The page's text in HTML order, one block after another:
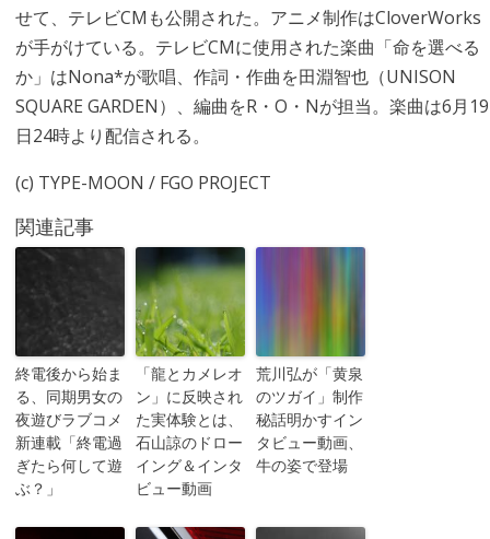
せて、テレビCMも公開された。アニメ制作はCloverWorks
が手がけている。テレビCMに使用された楽曲「命を選べる
か」はNona*が歌唱、作詞・作曲を田淵智也（UNISON
SQUARE GARDEN）、編曲をR・O・Nが担当。楽曲は6月19
日24時より配信される。
(c) TYPE-MOON / FGO PROJECT
関連記事
終電後から始ま
る、同期男女の
夜遊びラブコメ
新連載「終電過
ぎたら何して遊
ぶ？」
「龍とカメレオ
ン」に反映され
た実体験とは、
石山諒のドロー
イング＆インタ
ビュー動画
荒川弘が「黄泉
のツガイ」制作
秘話明かすイン
タビュー動画、
牛の姿で登場